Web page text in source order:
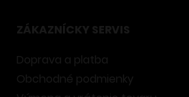
ZÁKAZNÍCKY SERVIS
Doprava a platba
Obchodné podmienky